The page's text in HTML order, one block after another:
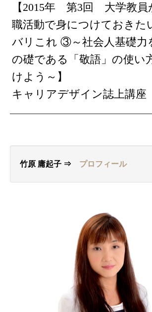
【2015年 第3回 大学教員
職活動で身につけておきた
バリこれ ③～社会人基礎力
の礎である「敬語」の使い
けよう～】
キャリアデザイン誌上講座
竹原 庸起子 ⇒ プロフィール